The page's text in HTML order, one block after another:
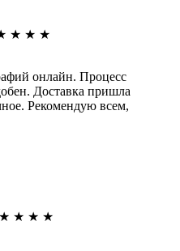
★ ★ ★
онлайн. Процесс
Доставка пришла
Рекомендую всем,
★ ★ ★ ★